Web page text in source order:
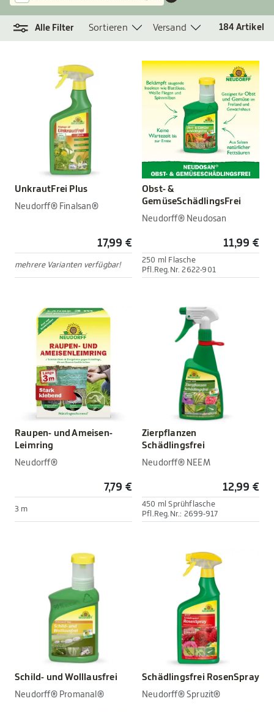
Alle Filter Sortieren Versand 184 Artikel
UnkrautFrei Plus
Neudorff® Finalsan®
17,99 €
mehrere Varianten verfügbar!
Obst- &
GemüseSchädlingsFrei
Neudorff® Neudosan
11,99 €
250 ml Flasche
Pfl.Reg.Nr. 2622-901
Raupen- und Ameisen-
Leimring
Neudorff®
7,79 €
3 m
Zierpflanzen
Schädlingsfrei
Neudorff® NEEM
12,99 €
450 ml Sprühflasche
Pfl.Reg.Nr.: 2699-917
Schild- und Wolllausfrei
Neudorff® Promanal®
Schädlingsfrei RosenSpray
Neudorff® Spruzit®